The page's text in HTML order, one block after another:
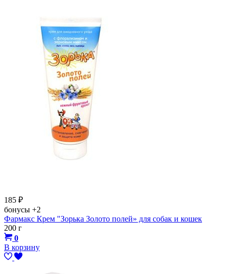
185 ₽
бонусы +2
Фармакс Крем "Зорька Золото полей» для собак и кошек
200 г
0
В корзину